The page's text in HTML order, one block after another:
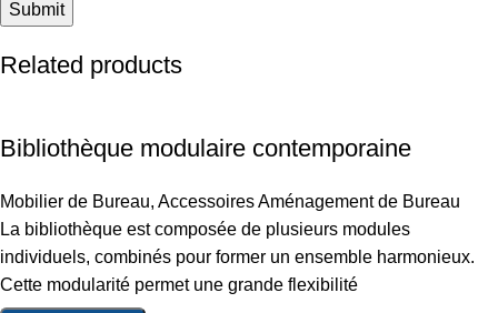
Related products
Bibliothèque modulaire contemporaine
Mobilier de Bureau, Accessoires Aménagement de Bureau
La bibliothèque est composée de plusieurs modules
individuels, combinés pour former un ensemble harmonieux.
Cette modularité permet une grande flexibilité